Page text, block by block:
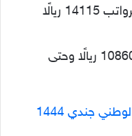
يبلغ راتب أخصائي استشاري الرواتب 14115 ريالًا
يبدأ راتب الطبيب المقيم من 10860 ريالًا وحتى
جندي 1444